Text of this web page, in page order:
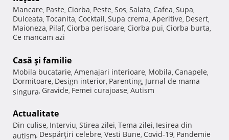
Mancare, Paste, Ciorba, Peste, Sos, Salata, Cafea, Supa,
Dulceata, Tocanita, Cocktail, Supa crema, Aperitive, Desert,
Maioneza, Pilaf, Ciorba perisoare, Ciorba pui, Ciorba burta,
Ce mancam azi
Casă şi familie
Mobila bucatarie, Amenajari interioare, Mobila, Canapele,
Dormitoare, Design interior, Parenting, Jurnal de mama
singura, Gravide, Femei curajoase, Autism
Actualitate
Din culise, Interviu, Stirea zilei, Tema zilei, Iesirea din
autism, Despărţiri celebre, Vesti Bune, Covid-19, Pandemie